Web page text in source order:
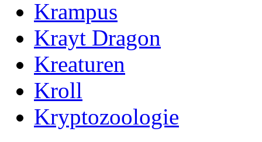
Krampus
Krayt Dragon
Kreaturen
Kroll
Kryptozoologie